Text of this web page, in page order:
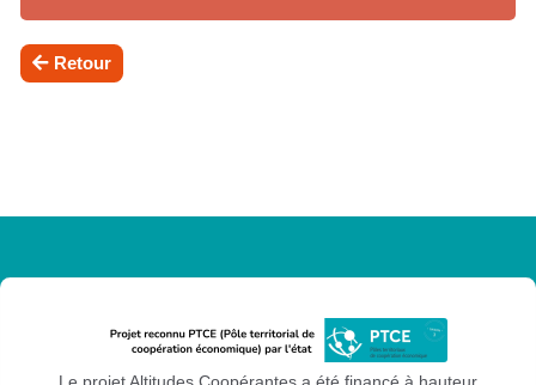
Retour